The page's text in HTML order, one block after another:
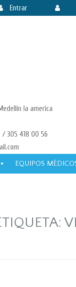
Entrar
la america
/ 305 418 00 56
EQUIPOS